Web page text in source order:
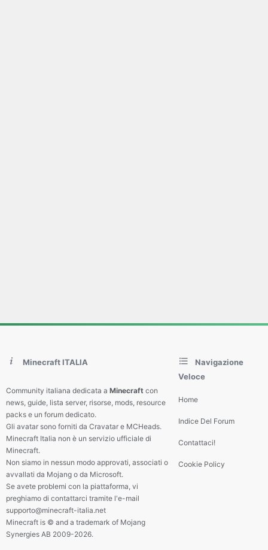
Minecraft ITALIA
Community italiana dedicata a Minecraft con
news, guide, lista server, risorse, mods, resource
packs e un forum dedicato.
Gli avatar sono forniti da Cravatar e MCHeads.
Minecraft Italia non è un servizio ufficiale di
Minecraft.
Non siamo in nessun modo approvati, associati o
avvallati da Mojang o da Microsoft.
Se avete problemi con la piattaforma, vi
preghiamo di contattarci tramite l'e-mail
supporto@minecraft-italia.net
Minecraft is © and a trademark of Mojang
Synergies AB 2009-2026.
Navigazione
Veloce
Home
Indice Del Forum
Contattaci!
Cookie Policy